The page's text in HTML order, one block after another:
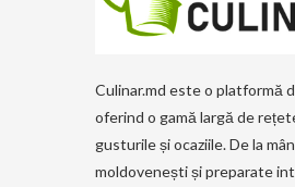
Culinar.md este o platformă
oferind o gamă largă de
gusturile și ocaziile. De la
moldovenești și preparate